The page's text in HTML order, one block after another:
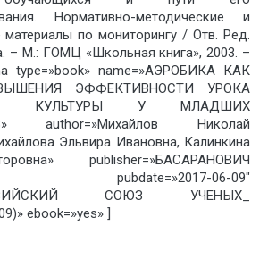
Нормативно-методические и
материалы по мониторингу / Отв. Ред.
– М.: ГОМЦ «Школьная книга», 2003. –
type=»book» name=»АЭРОБИКА КАК
ЭФФЕКТИВНОСТИ УРОКА
КУЛЬТУРЫ У МЛАДШИХ
author=»Михайлов Николай
Эльвира Ивановна, Калинкина
publisher=»БАСАРАНОВИЧ
pubdate=»2017-06-09″
СОЮЗ УЧЕНЫХ_
ebook=»yes» ]